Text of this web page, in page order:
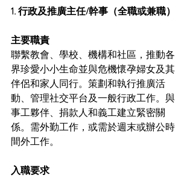
1. 行政及推廣主任/幹事（全職或兼職）
主要職責
聯繫教會、學校、機構和社區，推動各
界珍愛小小生命並與危機懷孕婦女及其
伴侶和家人同行。策劃和執行推廣活
動、管理社交平台及一般行政工作。與
事工夥伴、捐款人和義工建立緊密關
係。需外勤工作，或需於週末或辦公時
間外工作。
入職要求